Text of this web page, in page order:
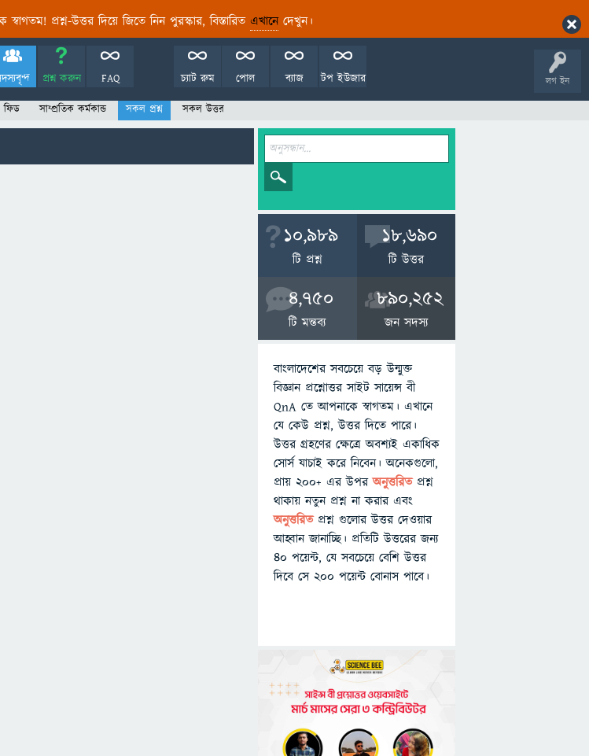
স্বাগতম! প্রশ্ন-উত্তর দিয়ে জিতে নিন পুরস্কার, বিস্তারিত এখানেদেখুন।
লগ ইন
প্রশ্ন করুন FAQ টপ ইউজার
ব্যাজ
পোল
চ্যাট রুম
ফিড সাম্প্রতিক কর্মকান্ড সকল প্রশ্ন সকল উত্তর
10,989
টি প্রশ্ন
18,690
টি উত্তর
4,750
টি মন্তব্য
890,252
জন সদস্য
বাংলাদেশের সবচেয়ে বড় উন্মুক্ত
বিজ্ঞান প্রশ্নোত্তর সাইট সায়েন্স বী
QnA তে আপনাকে স্বাগতম। এখানে
যে কেউ প্রশ্ন, উত্তর দিতে পারে।
উত্তর গ্রহণের ক্ষেত্রে অবশ্যই একাধিক
সোর্স যাচাই করে নিবেন। অনেকগুলো,
প্রায় ২০০+ এর উপরঅনুত্তরিতপ্রশ্ন
থাকায় নতুন প্রশ্ন না করার এবং
অনুত্তরিত প্রশ্ন গুলোর উত্তর দেওয়ার
আহ্বান জানাচ্ছি। প্রতিটি উত্তরের জন্য
৪০ পয়েন্ট, যে সবচেয়ে বেশি উত্তর
দিবে সে ২০০ পয়েন্ট বোনাস পাবে।